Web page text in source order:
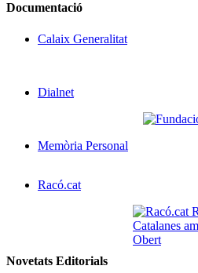
Documentació
Calaix Generalitat
Dialnet
Memòria Personal
Racó.cat
Novetats Editorials